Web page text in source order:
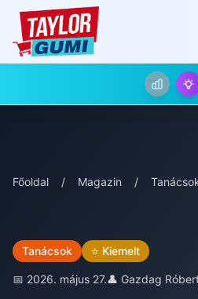
Főoldal / Magazin /
Tanácsok ⭐ Kiemelt
📅 2026. május 27.👤 Gazdag